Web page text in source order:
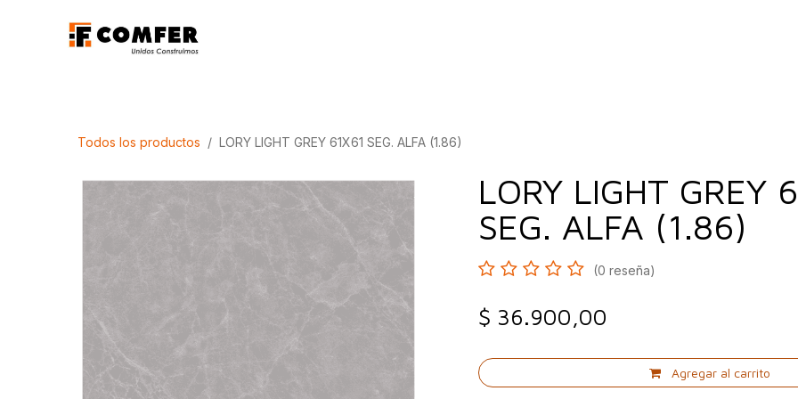
Todos los productos LORY LIGHT GREY 61X61 SEG. ALFA (1.86)
LORY LIGHT GREY
SEG. ALFA (1.86)
(0 reseña)
$ 36.900,00
Agregar al carrito